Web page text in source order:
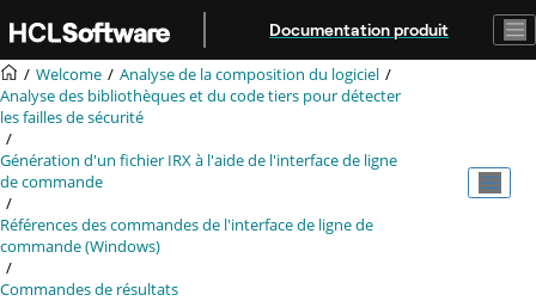
Aller au contenu principal
Documentation produit
Welcome
Analyse de la composition du logiciel
Analyse des bibliothèques et du code tiers pour détecter
les failles de sécurité
Génération d'un fichier IRXà l'aide de l'interface de ligne
de commande
Références des commandes de l'interface de ligne de
commande (Windows)
Commandes de résultats